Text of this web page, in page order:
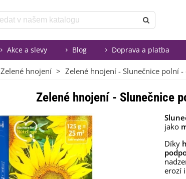
Akce a slevy Blog Doprava a platba
Zelené hnojení > Zelené hnojení - Slunečnice polní
Zelené hnojení - Slunečnice
jako
Díky
erozí